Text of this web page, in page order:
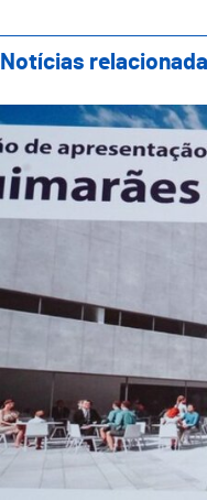
Notícias
Criação da